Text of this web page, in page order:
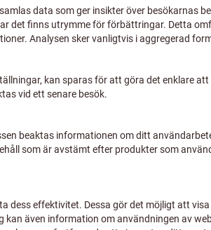
Från
2 347,08 SEK
2 015,78 SEK
leveranskostnader